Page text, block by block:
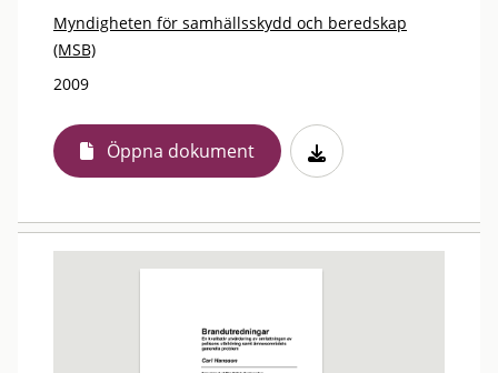
Myndigheten för samhällsskydd och beredskap
(MSB)
2009
Öppna dokument